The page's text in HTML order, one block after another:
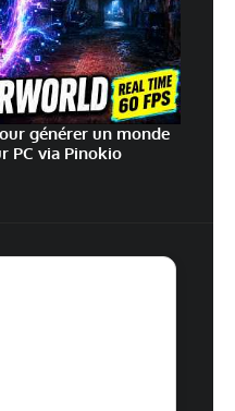
générer un monde
PC via Pinokio